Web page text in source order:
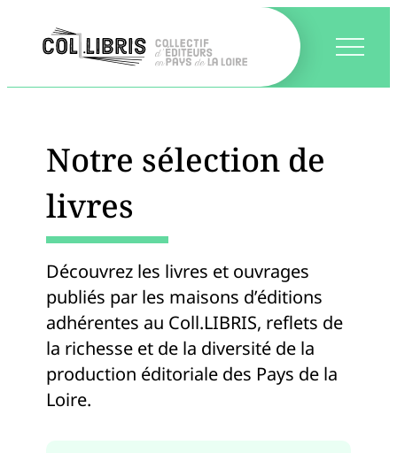
Notre sélection de
livres
Découvrez les livres et ouvrages
publiés par les maisons d’éditions
adhérentes au Coll.LIBRIS, reflets de
la richesse et de la diversité de la
production éditoriale des Pays de la
Loire.